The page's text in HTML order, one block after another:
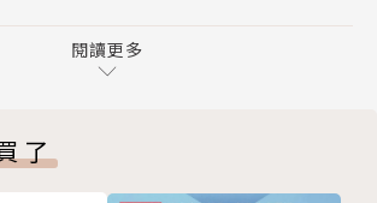
因──他們也是大眾的一分子
特別，別人就會注意你的全部
宗教創始人一樣募集信眾
閱讀更多
了